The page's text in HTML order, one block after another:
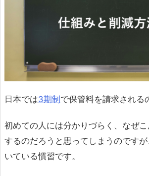
日本では3期制 で保管料を請求される
初めての人には分かりづらく、なぜ
するのだろうと思ってしまうのです
いている慣習です。